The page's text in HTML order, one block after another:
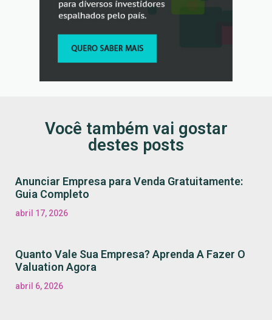
Você também vai gostar
destes posts
Anunciar Empresa para Venda Gratuitamente:
Guia Completo
abril 17, 2026
Quanto Vale Sua Empresa? Aprenda A Fazer O
Valuation Agora
abril 6, 2026